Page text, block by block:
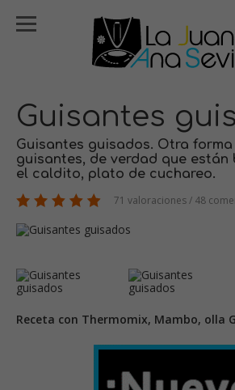
Guisantes
Guisantes guisados. Otra
guisantes, de verdad que están
el caldito, plato de cuchareo.
71 valoraciones / 48
Receta con Thermomix, Mambo, olla